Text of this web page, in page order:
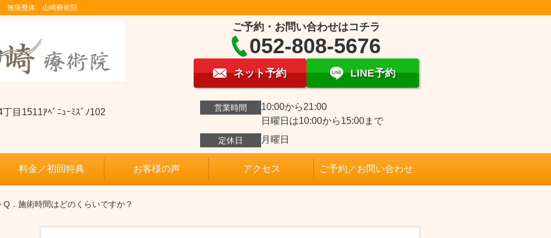
無痛整体 山崎療術院
目1511ｱﾍﾞﾆｭｰﾐｽﾞﾉ102
ご予約・お問い合わせはコチラ
052-808-5676
ネット予約 LINE予約
営業時間
10:00から21:00
日曜日は10:00から15:00まで
定休日 月曜日
料金／初回特典 お客様の声 アクセス ご予約／お問い合わせ
Q．施術時間はどのくらいですか？